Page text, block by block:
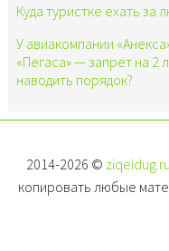
Куда туристке ехать за
У авиакомпании
«Пегаса» — запрет на 2
наводить порядок?
2014-2026 © ziqeidug.ru
копировать любые